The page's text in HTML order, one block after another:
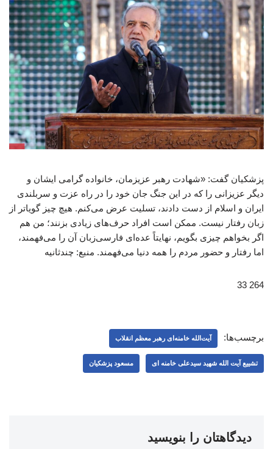
پزشکیان گفت: «شهادت رهبر عزیزمان، خانواده گرامی ایشان و
دیگر عزیزانی را که در این جنگ جان خود را در راه عزت و سربلندی
ایران و اسلام از دست دادند، تسلیت عرض می‌کنم. هیچ چیز گویاتر از
زبان رفتار نیست. ممکن است افراد حرف‌های زیادی بزنند؛ من هم
اگر بخواهم چیزی بگویم، نهایتاً عده‌ای فارسی‌زبان آن را می‌فهمند،
اما رفتار و حضور مردم را همه دنیا می‌فهمند. منبع: چندثانیه
264 33
برچسب‌ها: آیت‌الله خامنه‌ای رهبر معظم انقلاب
تشییع آیت الله شهید سیدعلی خامنه ای مسعود پزشکیان
دیدگاهتان را بنویسید